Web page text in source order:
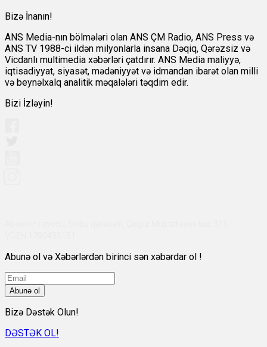
Bizə İnanın!
ANS Media-nın bölmələri olan ANS ÇM Radio, ANS Press və
ANS TV 1988-ci ildən milyonlarla insana Dəqiq, Qərəzsiz və
Vicdanlı multimedia xəbərləri çatdırır. ANS Media maliyyə,
iqtisadiyyat, siyasət, mədəniyyət və idmandan ibarət olan milli
və beynəlxalq analitik məqalələri təqdim edir.
Bizi İzləyin!
Abunə ol və Xəbərlərdən birinci sən xəbərdar ol !
Abunə ol
Bizə Dəstək Olun!
DƏSTƏK OL!